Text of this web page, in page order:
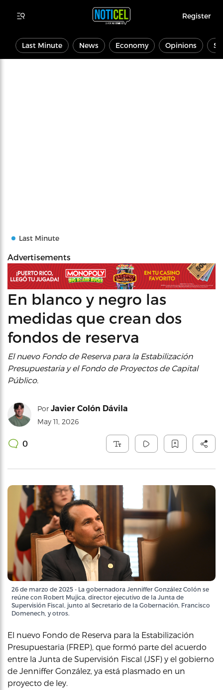
Register
Last Minute News Economy Opinions
Last Minute
Advertisements
En blanco y negro las
medidas que crean dos
fondos de reserva
El nuevo Fondo de Reserva para la Estabilización
Presupuestaria y el Fondo de Proyectos de Capital
Público.
Por Javier Colón Dávila
May 11, 2026
0
26 de marzo de 2025 - La gobernadora Jenniffer González Colón se
reúne con Robert Mujica, director ejecutivo de la Junta de
Supervisión Fiscal, junto al Secretario de la Gobernación, Francisco
Domenech, y otros.
El nuevo Fondo de Reserva para la Estabilización
Presupuestaria (FREP), que formó parte del acuerdo
entre la Junta de Supervisión Fiscal (JSF) y el gobierno
de Jenniffer González, ya está plasmado en un
proyecto de ley.